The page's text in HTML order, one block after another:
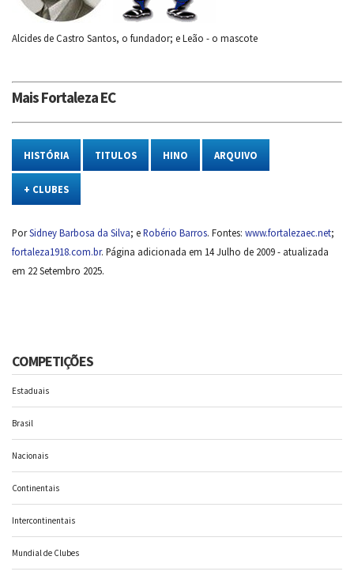
Alcides de Castro Santos, o fundador; e Leão - o mascote
Mais Fortaleza EC
HISTÓRIA TITULOS HINO ARQUIVO
+ CLUBES
PorSidney Barbosa da Silva; eRobério Barros. Fontes: www.fortalezaec.net;
fortaleza1918.com.br. Página adicionada em 14 Julho de 2009 - atualizada
em 22 Setembro 2025.
COMPETIÇÕES
Estaduais
Brasil
Nacionais
Continentais
Intercontinentais
Mundial de Clubes